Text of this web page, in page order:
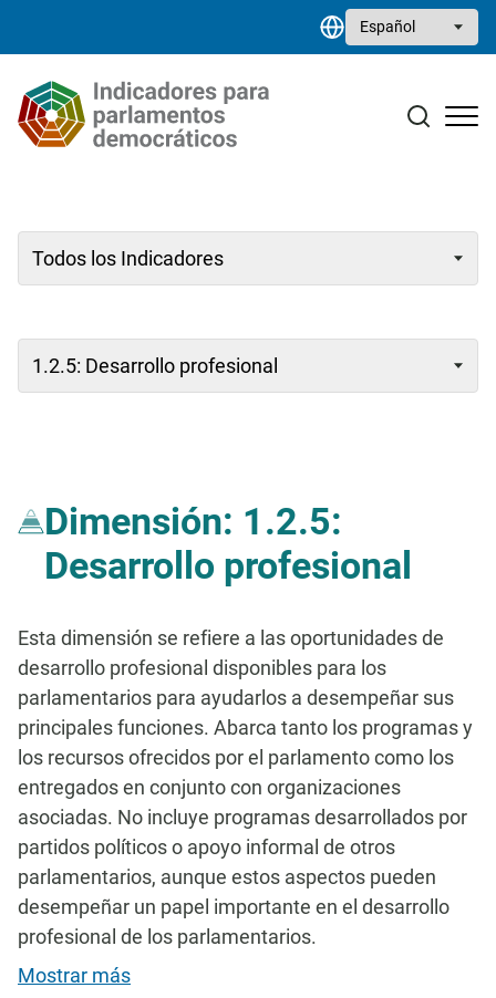
Select your language
Biblioteca de recursos
Contacto
Dimensión: 1.2.5:
Desarrollo profesional
Esta dimensión se refiere a las oportunidades de
desarrollo profesional disponibles para los
parlamentarios para ayudarlos a desempeñar sus
principales funciones. Abarca tanto los programas y
los recursos ofrecidos por el parlamento como los
entregados en conjunto con organizaciones
asociadas. No incluye programas desarrollados por
partidos políticos o apoyo informal de otros
parlamentarios, aunque estos aspectos pueden
desempeñar un papel importante en el desarrollo
profesional de los parlamentarios.
Mostrar más